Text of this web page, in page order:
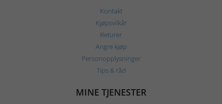
Kontakt
Kjøpsvilkår
Returer
Angre kjøp
Personopplysninger
Tips & råd
MINE TJENESTER